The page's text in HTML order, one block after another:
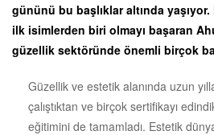
gününü bu başlıklar altında
ilk isimlerden biri olmayı başaran
güzellik sektöründe önemli birçok
Güzellik ve estetik alanında uzun
çalıştıktan ve birçok sertifikayı
eğitimini de tamamladı. Estetik